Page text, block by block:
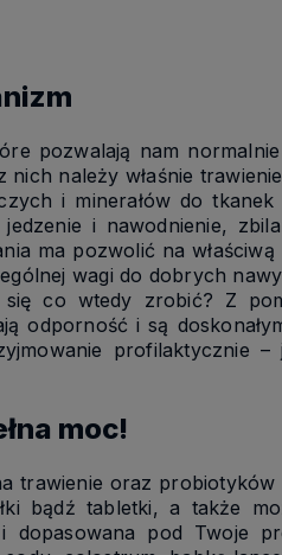
pozwalają nam
należy właśnie
i minerałów do
i nawodnienie,
ma pozwolić na
wagi do dobrych
co wtedy zrobić? Z
odporność i są
profilaktycznie –
moc!
trawienie oraz probiotyków
bądź tabletki, a także
dopasowana pod Twoje